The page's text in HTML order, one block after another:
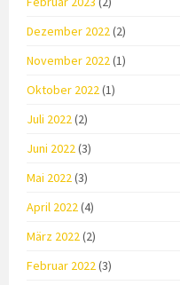
Dezember 2022(2)
November 2022(1)
Oktober 2022(1)
Juli 2022(2)
Juni 2022(3)
Mai 2022(3)
April 2022(4)
März 2022(2)
Februar 2022(3)